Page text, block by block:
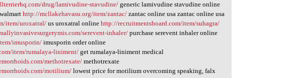
drug/lamivudine-stavudine/ generic lamivudine stavudine online
http://mcllakehavasu.org/item/zantac/ zantac online usa zantac online usa
item/uroxatral/us uroxatral onlinehttp://recruitmentsboard.com/item/suhagra/
serevent-inhaler/ purchase serevent inhaler online
imusporin/ imusporin order online
item/rumalaya-liniment/ get rumalaya-liniment medical
methotrexate/methotrexate
motilium/ lowest price for motilium overcoming speaking, falx